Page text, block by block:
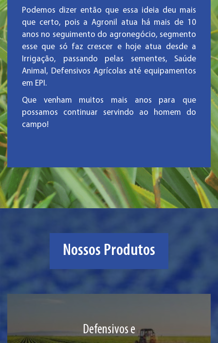
Podemos dizer então que essa ideia deu mais
que certo, pois a Agronil atua há mais de 10
anos no seguimento do agronegócio, segmento
esse que só faz crescer e hoje atua desde a
Irrigação, passando pelas sementes, Saúde
Animal, Defensivos Agrícolas até equipamentos
em EPI.
Que venham muitos mais anos para que
possamos continuar servindo ao homem do
campo!
Nossos Produtos
Defensivos e